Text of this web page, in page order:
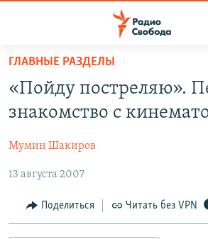
упрощенного
доступа
основному
Вернутся
главной
навигации
ПОДКАСТЫ
ЦИТАТЫ СВОБОДЫ
МНЕНИЯ
КУЛЬТУРА
IDEL.РЕАЛИИ
ГЛАВНЫЕ РАЗДЕЛЫ
«Пойду постреляю».
знакомство с
Мумин Шакиров
13 августа 2007
Поделиться Читать без VPN